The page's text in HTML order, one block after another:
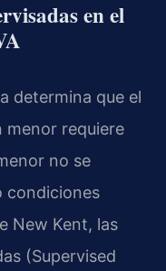
en el
determina que el
requiere
no se
condiciones
New Kent, las
(Supervised